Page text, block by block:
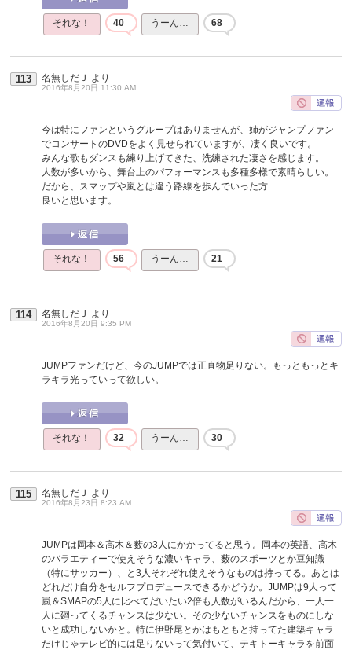
それな！ 40 うーん… 68
113 名無しだＪ より
2016年8月20日 11:30 AM
今は特にファンというグループはありませんが、姉がジャンプファン
でコンサートのDVDをよく見せられていますが、凄く良いです。
みんな歌もダンスも練り上げてきた、洗練された凄さを感じます。
人数が多いから、舞台上のパフォーマンスも多種多様で素晴らしい。
だから、スマップや嵐とは違う路線を歩んでいった方
良いと思います。
それな！ 56 うーん… 21
114 名無しだＪ より
2016年8月20日 9:35 PM
JUMPファンだけど、今のJUMPでは正直物足りない。もっともっとキ
ラキラ光っていって欲しい。
それな！ 32 うーん… 30
115 名無しだＪ より
2016年8月23日 8:23 AM
JUMPは岡本＆高木＆薮の3人にかかってると思う。岡本の英語、高木
のバラエティーで使えそうな濃いキャラ、薮のスポーツとか豆知識
（特にサッカー）、と3人それぞれ使えそうなものは持ってる。あとは
どれだけ自分をセルフプロデュースできるかどうか。JUMPは9人って
嵐＆SMAPの5人に比べてだいたい2倍も人数がいるんだから、一人一
人に廻ってくるチャンスは少ない。その少ないチャンスをものにしな
いと成功しないかと。特に伊野尾とかはもともと持ってた建築キャラ
だけじゃテレビ的には足りないって気付いて、テキトーキャラを前面